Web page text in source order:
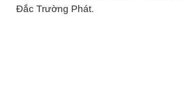
Đắc Trường Phát.